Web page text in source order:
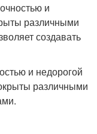
и
различными
создавать
и недорогой
различными